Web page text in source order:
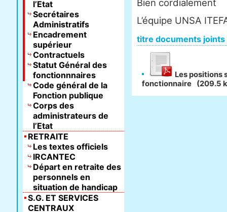
Bien cordialement
L’équipe UNSA
titre documents joints
Les positions
fonctionnaire
(209.5
l’Etat
Secrétaires
Administratifs
Encadrement
supérieur
Contractuels
Statut Général des
fonctionnnaires
Code général de la
Fonction publique
Corps des
administrateurs de
l’Etat
RETRAITE
Les textes officiels
IRCANTEC
Départ en retraite des
personnels en
situation de handicap
S.G. ET SERVICES
CENTRAUX